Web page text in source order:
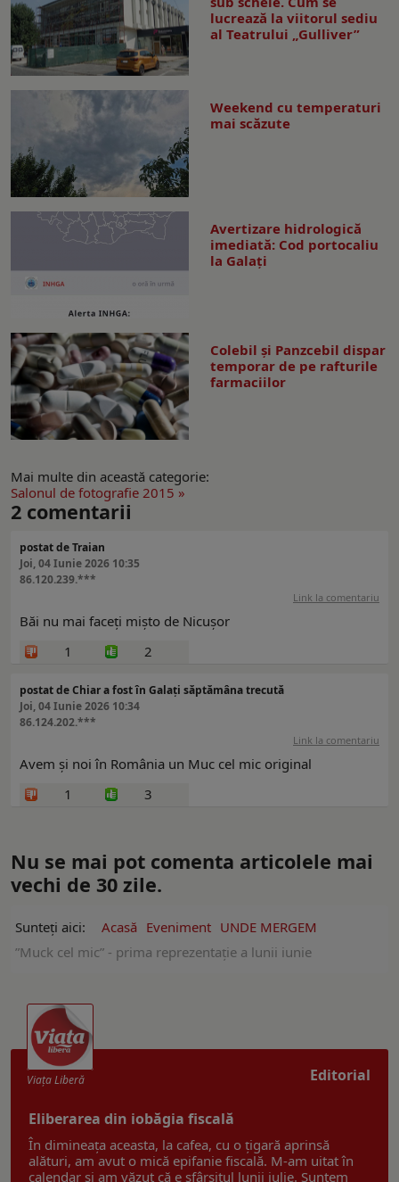
lucrează la viitorul sediu
al Teatrului „Gulliver”
Weekend cu temperaturi
mai scăzute
Avertizare hidrologică
imediată: Cod portocaliu
la Galaţi
Colebil și Panzcebil dispar
temporar de pe rafturile
farmaciilor
Mai multe din această categorie:
Salonul de fotografie 2015 »
2 comentarii
postat de Traian
Joi, 04 Iunie 2026 10:35
86.120.239.***
Link la comentariu
Băi nu mai faceți mișto de Nicușor
1
2
postat de Chiar a fost în Galați săptămâna trecută
Joi, 04 Iunie 2026 10:34
86.124.202.***
Link la comentariu
Avem și noi în România un Muc cel mic original
1
3
Nu se mai pot comenta articolele mai
vechi de 30 zile.
Sunteți aici: Acasă Eveniment UNDE MERGEM
”Muck cel mic” - prima reprezentație a lunii iunie
Editorial
Viaţa Liberă
Eliberarea din iobăgia fiscală
În dimineața aceasta, la cafea, cu o țigară aprinsă
alături, am avut o mică epifanie fiscală. M-am uitat în
calendar și am văzut că e sfârșitul lunii iulie. Suntem